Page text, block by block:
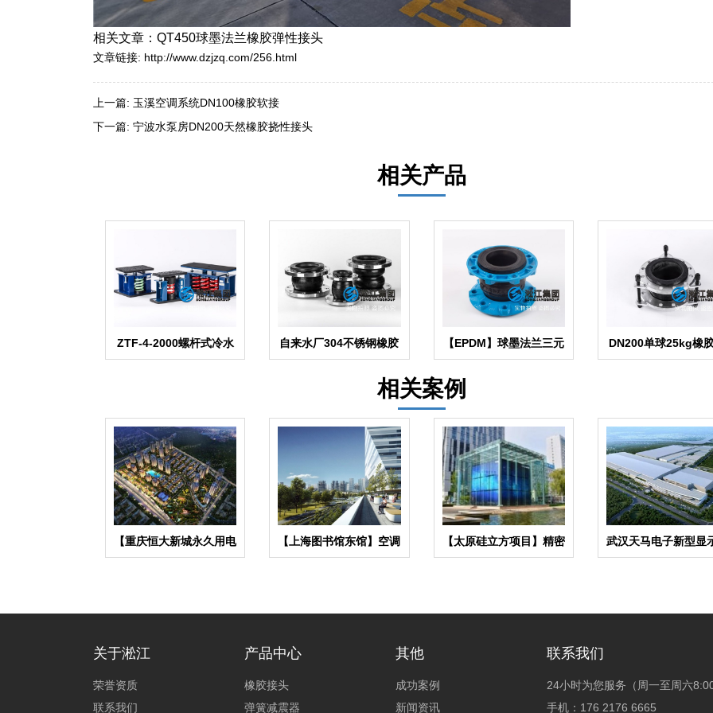
相关文章：QT450球墨法兰橡胶弹性接头
文章链接: http://www.dzjzq.com/256.html
上一篇: 玉溪空调系统DN100橡胶软接
下一篇: 宁波水泵房DN200天然橡胶挠性接头
相关产品
ZTF-4-2000螺杆式冷水
机组弹簧减震器
自来水厂304不锈钢橡胶
管接头
【EPDM】球墨法兰三元
乙丙橡胶柔性接头
DN200单球25kg橡
接头
相关案例
【重庆恒大新城永久用电
工程】变压器减震器
【上海图书馆东馆】空调
与通风减振器合同
【太原硅立方项目】精密
空调系统金属软管合同
武汉天马电子新型显
业中心废水系统橡胶
关于淞江
荣誉资质
联系我们
产品中心
橡胶接头
弹簧减震器
其他
成功案例
新闻资讯
联系我们
24小时为您服务（周一至周六
手机：176 2176 6665